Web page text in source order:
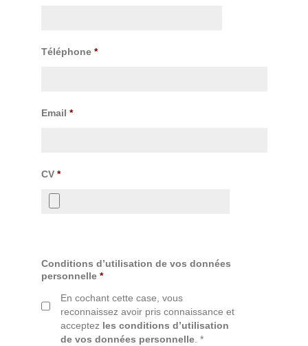
Téléphone *
Email *
CV *
Conditions d’utilisation de vos données
personnelle *
En cochant cette case, vous
reconnaissez avoir pris connaissance et
acceptez les conditions d’utilisation
de vos données personnelle . *